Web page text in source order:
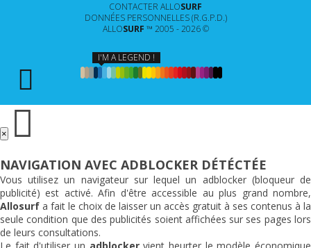
CONTACTER ALLOSURF
DONNÉES PERSONNELLES (R.G.P.D.)
ALLOSURF ™ 2005 - 2026 ©
I'M A LEGEND !
×
NAVIGATION AVEC ADBLOCKER DÉTÉCTÉE
Vous utilisez un navigateur sur lequel un adblocker (bloqueur de
publicité) est activé. Afin d'être accessible au plus grand nombre,
Allosurf a fait le choix de laisser un accès gratuit à ses contenus à la
seule condition que des publicités soient affichées sur ses pages lors
de leurs consultations.